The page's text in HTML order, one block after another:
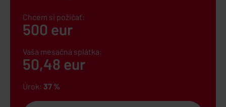
Chcem si požičať:
500 eur
Vaša mesačná splátka:
50,48 eur
Úrok: 37 %